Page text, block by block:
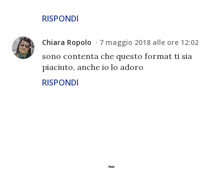
RISPONDI
Chiara Ropolo 7 maggio 2018 alle ore 12:02
sono contenta che questo format ti sia
piaciuto, anche io lo adoro
RISPONDI